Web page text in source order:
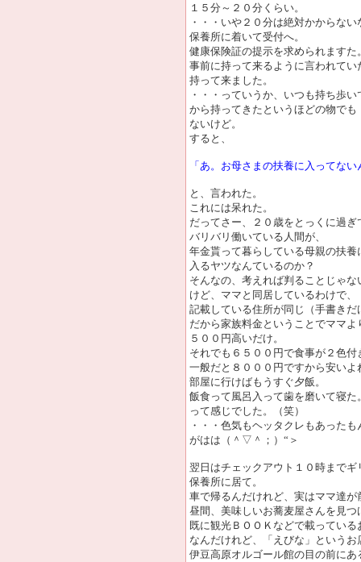
１５分～２０分くらい。
・・・いや２０分は絶対かからない
保養所に着いて受付へ。
健康保険証の提示を求められますた
事前に持って来るように言われてい
持って来ました。
・・・っていうか、いつも持ち歩い
から持ってきたというほどの物でも
ないけど。
すると、
「あ。お母さまの扶養に入ってな
と、言われた。
これには呆れた。
だってさー、２０歳をとっくに過ぎ
バリバリ働いている人間が、
年金貰って暮らしている母親の扶養
入るヤツなんているのか？
そんなの、考えれば判ることじゃな
けど、ママと同居しているわけで、
記載している住所が同じ（手書きだ
だから家族料金ということでママよ
５００円高いだけ。
それでも６５００円で食事が２色付
一般だと８０００円ですから安いよ
部屋に行けばもうすぐ夕飯。
飯食って風呂入って歯を磨いて寝た
って感じでした。（笑）
・・・色気もヘッタクレもあった
がはは（＾▽＾；）“＞
翌日はチェックアウト１０時までギ
保養所に居て。
車で帰るんだけれど、実はママ達が
昼間、美味しいお蕎麦屋さんを見つ
既に観光ＢＯＯＫなどで載っている
なんだけれど、「えびな」というお
伊豆高原オルゴール館の目の前にあ